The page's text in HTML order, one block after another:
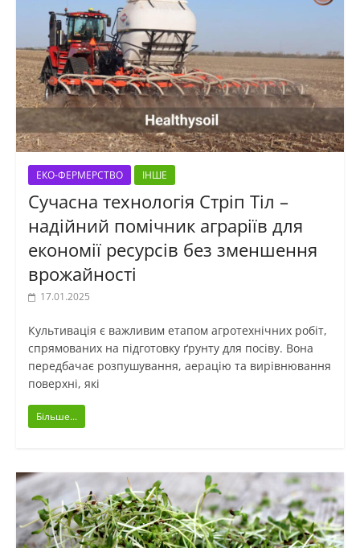
ЕКО-ФЕРМЕРСТВО ІНШЕ
Сучасна технологія Стріп Тіл –
надійний помічник аграріїв для
економії ресурсів без зменшення
врожайності
17.01.2025
Культивація є важливим етапом агротехнічних робіт,
спрямованих на підготовку ґрунту для посіву. Вона
передбачає розпушування, аерацію та вирівнювання
поверхні, які
Більше...